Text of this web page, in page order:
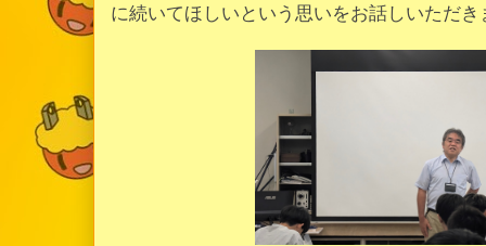
に続いてほしいという思いをお話しいただき